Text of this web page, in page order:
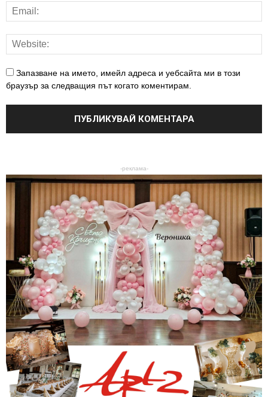
Запазване на името, имейл адреса и уебсайта ми в този
браузър за следващия път когато коментирам.
-реклама-